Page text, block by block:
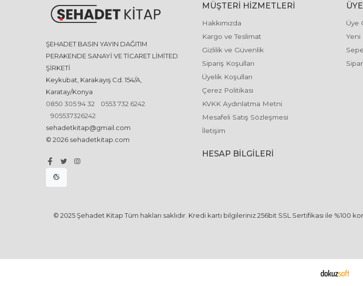
ŞEHADET BASIN YAYIN DAĞITIM
PERAKENDE SANAYİ VE TİCARET LİMİTED
ŞİRKETİ
Keykubat, Karakayış Cd. 154/A,
Karatay/Konya
0850 305 94 32
0553 732 6242
905537326242
sehadetkitap@gmail.com
© 2026 sehadetkitap.com
MÜŞTERI HIZMETLERI
Hakkımızda
Kargo ve Teslimat
Gizlilik ve Güvenlik
Sipariş Koşulları
Üyelik Koşulları
Çerez Politikası
KVKK Aydınlatma Metni
Mesafeli Satış Sözleşmesi
İletişim
Üye
Yeni
HESAP BILGILERI
© 2025 Şehadet Kitap Tüm hakları saklıdır. Kredi kartı bilgileriniz 256bit SSL Sertifikası ile %100